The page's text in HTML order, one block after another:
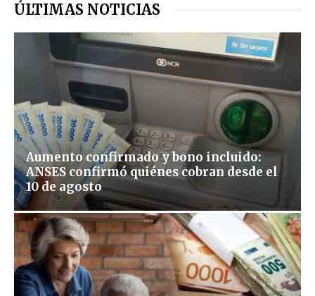
ÚLTIMAS NOTICIAS
Aumento confirmado y bono incluido:
ANSES confirmó quiénes cobran desde el
10 de agosto